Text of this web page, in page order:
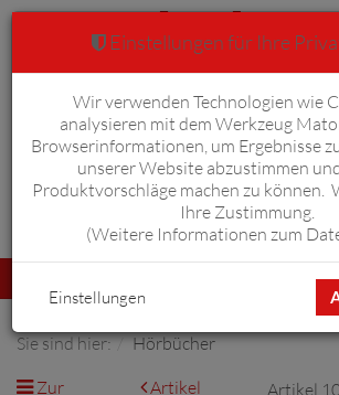
Anmelden
umschalten
Sie sind hier:
Hörbücher
Zur
Artikel
Artikel
Einstellungen für Ihre
Wir verwenden Technologien wie
analysieren mit dem Werkzeug
Browserinformationen, um Ergebnisse
unserer Website abzustimmen
Produktvorschläge machen zu können.
Ihre Zustimmung.
(Weitere Informationen zum
Einstellungen